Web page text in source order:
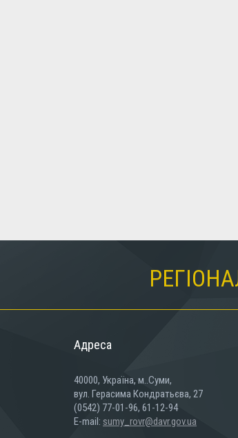
Адреса
40000, Україна, м..Суми,
вул. Герасима Кондратьєва, 27
(0542) 77-01-96, 61-12-94
E-mail: sumy_rovr@davr.gov.ua